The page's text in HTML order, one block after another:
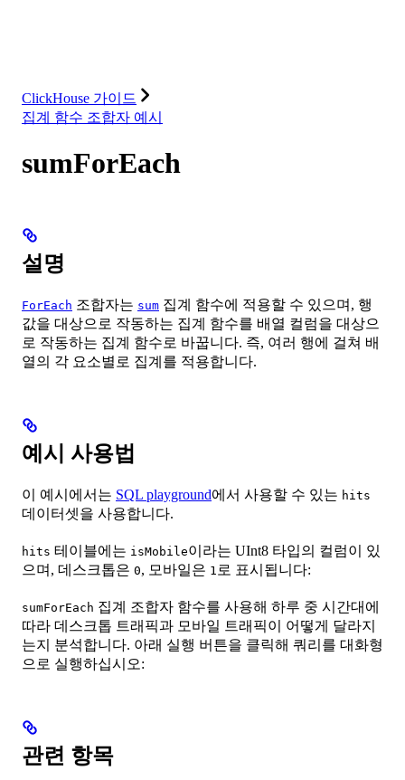
ClickHouse 가이드
집계 함수 조합자 예시
sumForEach
설명
ForEach 조합자는 sum 집계 함수에 적용할 수 있으며, 행
값을 대상으로 작동하는 집계 함수를 배열 컬럼을 대상으
로 작동하는 집계 함수로 바꿉니다. 즉, 여러 행에 걸쳐 배
열의 각 요소별로 집계를 적용합니다.
예시 사용법
이 예시에서는 SQL playground에서 사용할 수 있는 hits
데이터셋을 사용합니다.
hits 테이블에는 isMobile이라는 UInt8 타입의 컬럼이 있
으며, 데스크톱은 0, 모바일은 1 로 표시됩니다:
sumForEach 집계 조합자 함수를 사용해 하루 중 시간대에
따라 데스크톱 트래픽과 모바일 트래픽이 어떻게 달라지
는지 분석합니다. 아래 실행 버튼을 클릭해 쿼리를 대화형
으로 실행하십시오:
관련 항목